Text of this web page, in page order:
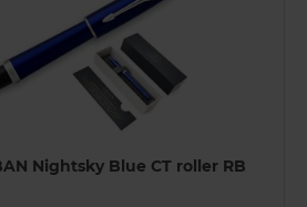
Nightsky Blue CT roller RB